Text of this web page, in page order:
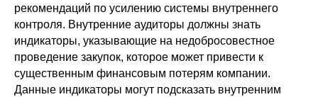
рекомендаций по усилению системы внутреннего
контроля. Внутренние аудиторы должны знать
индикаторы, указывающие на недобросовестное
проведение закупок, которое может привести к
существенным финансовым потерям компании.
Данные индикаторы могут подсказать внутренним